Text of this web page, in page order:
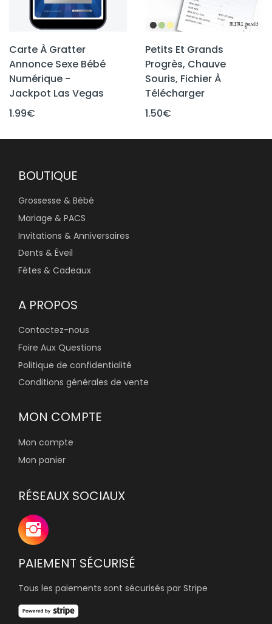
Carte À Gratter
Annonce Sexe Bébé
Numérique -
Jackpot Las Vegas
1.99€
Petits Et Grands
Progrès, Chauve
Souris, Fichier À
Télécharger
1.50€
BOUTIQUE
Grossesse & Bébé
Mariage & PACS
Invitations & Anniversaires
Dents & Éveil
Fêtes & Cadeaux
A PROPOS
Contactez-nous
Foire Aux Questions
Politique de confidentialité
Conditions générales de vente
MON COMPTE
Mon compte
Mon panier
RÉSEAUX SOCIAUX
PAIEMENT SÉCURISÉ
Tous les paiements sont sécurisés par Stripe